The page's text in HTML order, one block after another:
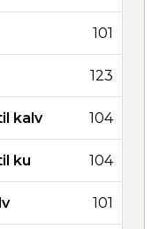
101
123
kalv 104
ku 104
101